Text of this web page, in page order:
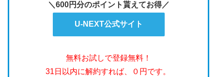
＼600円分のポイント貰えてお得／
U-NEXT公式サイト
無料お試しで登録無料！
31日以内に解約すれば、０円です。